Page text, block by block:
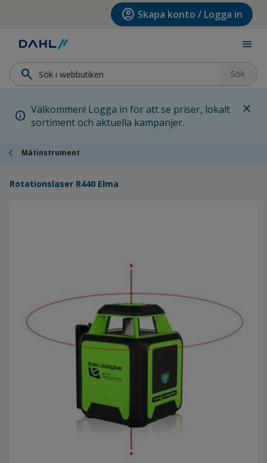
Hoppa till huvudinnehållet account_circle Skapa konto / Logga in
menu
search Sök
info Välkommen! Logga in för att se priser, lokalt
sortiment och aktuella kampanjer.
close
chevron_left Mätinstrument
Rotationslaser R440 Elma